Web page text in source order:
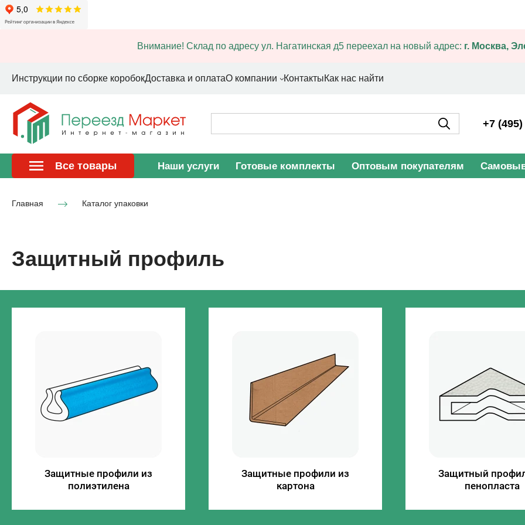
Внимание! Склад по адресу ул. Нагатинская д5 переехал на новый адрес: г. Москва,
Инструкции по сборке коробокДоставка и оплатаО компании КонтактыКак нас найти
+7
Все товары Наши услуги Готовые комплекты Оптовым покупателям
Главная Каталог упаковки
Защитный профиль
Защитные профили из
полиэтилена
Защитные профили из
картона
Защитный
пенопласта